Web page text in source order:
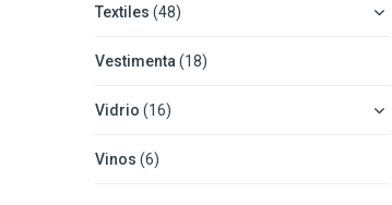
Textiles (48)
Vestimenta (18)
Vidrio (16)
Vinos (6)